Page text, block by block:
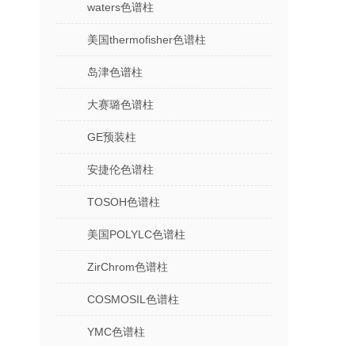
waters色谱柱
美国thermofisher色谱柱
岛津色谱柱
大赛璐色谱柱
GE预装柱
安捷伦色谱柱
TOSOH色谱柱
美国POLYLC色谱柱
ZirChrom色谱柱
COSMOSIL色谱柱
YMC色谱柱